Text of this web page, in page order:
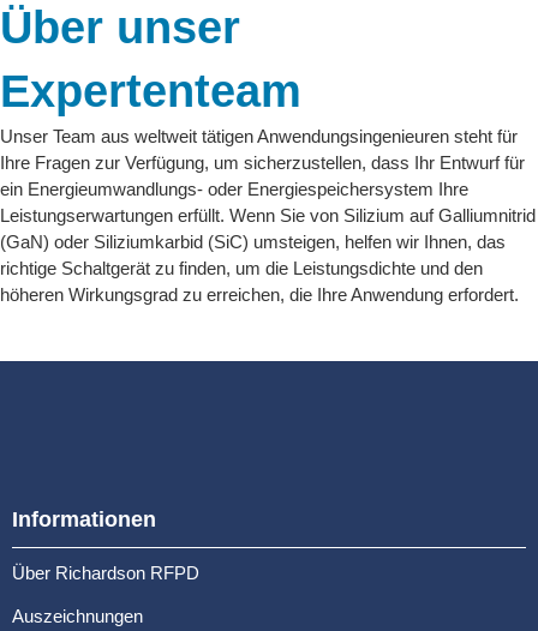
Über unser
Expertenteam
Unser Team aus weltweit tätigen Anwendungsingenieuren steht für
Ihre Fragen zur Verfügung, um sicherzustellen, dass Ihr Entwurf für
ein Energieumwandlungs- oder Energiespeichersystem Ihre
Leistungserwartungen erfüllt. Wenn Sie von Silizium auf Galliumnitrid
(GaN) oder Siliziumkarbid (SiC) umsteigen, helfen wir Ihnen, das
richtige Schaltgerät zu finden, um die Leistungsdichte und den
höheren Wirkungsgrad zu erreichen, die Ihre Anwendung erfordert.
Informationen
Über Richardson RFPD
Auszeichnungen